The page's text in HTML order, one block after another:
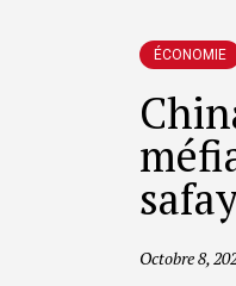
ÉCONOMIE
Octobre 8,